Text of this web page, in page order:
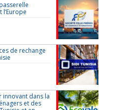
passerelle
l’Europe
de rechange
innovant dans la
et des